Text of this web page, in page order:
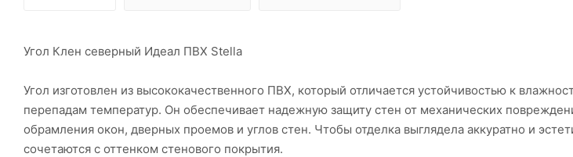
Угол Клен северный Идеал ПВХ Stella
Угол изготовлен из высококачественного ПВХ, который отличается устойчивостью к
перепадам температур. Он обеспечивает надежную защиту стен от механических
обрамления окон, дверных проемов и углов стен. Чтобы отделка выглядела аккуратно и
сочетаются с оттенком стенового покрытия.